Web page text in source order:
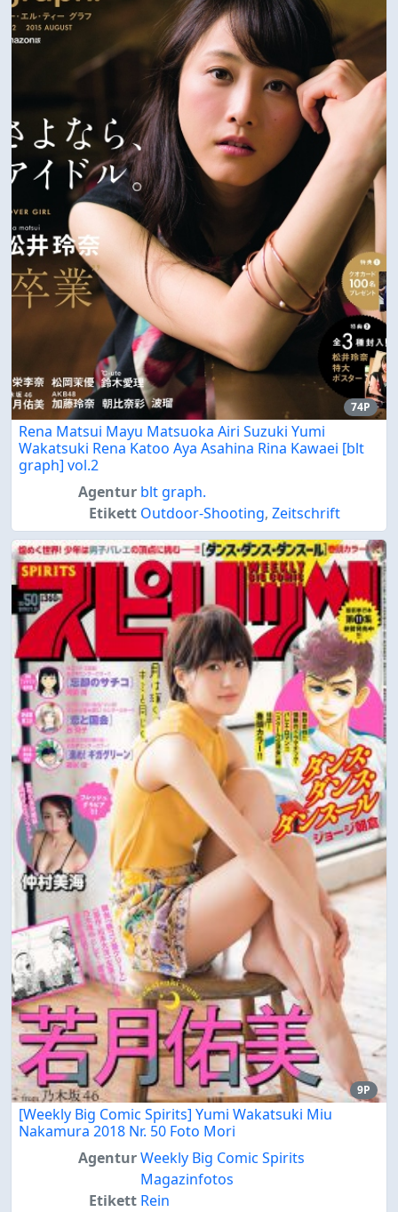
74P
Rena Matsui Mayu Matsuoka Airi Suzuki Yumi
Wakatsuki Rena Katoo Aya Asahina Rina Kawaei [blt
graph] vol.2
Agentur blt graph.
Etikett Outdoor-Shooting, Zeitschrift
9P
[Weekly Big Comic Spirits] Yumi Wakatsuki Miu
Nakamura 2018 Nr. 50 Foto Mori
AgenturWeekly Big Comic Spirits
Magazinfotos
Etikett Rein